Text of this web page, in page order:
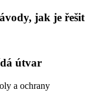
jak je řešit
útvar
a ochrany